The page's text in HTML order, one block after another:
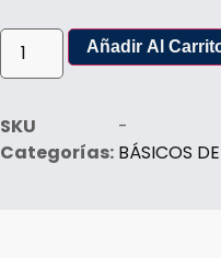
Añadir Al
SKU
-
Categorías: BÁSICOS